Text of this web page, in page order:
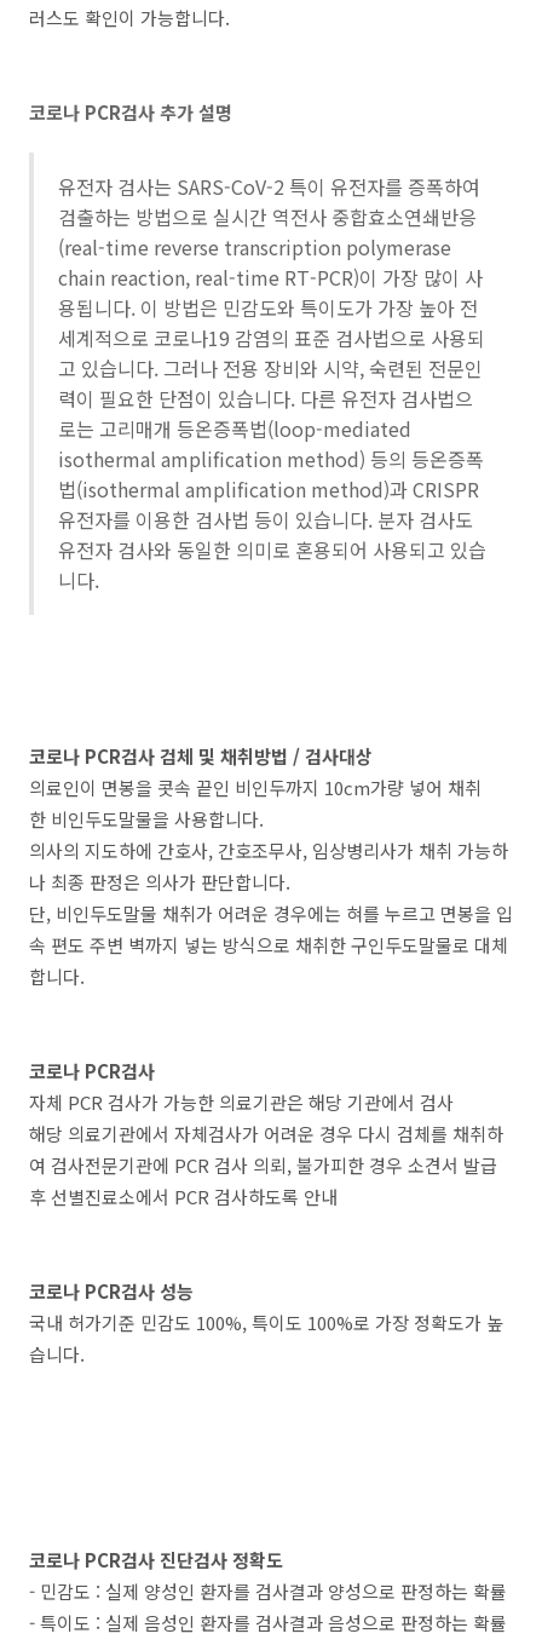
러스도 확인이 가능합니다.
코로나 PCR검사 추가 설명
유전자 검사는 SARS-CoV-2 특이 유전자를 증폭하여
검출하는 방법으로 실시간 역전사 중합효소연쇄반응
(real-time reverse transcription polymerase
chain reaction, real-time RT-PCR)이 가장 많이 사
용됩니다. 이 방법은 민감도와 특이도가 가장 높아 전
세계적으로 코로나19 감염의 표준 검사법으로 사용되
고 있습니다. 그러나 전용 장비와 시약, 숙련된 전문인
력이 필요한 단점이 있습니다. 다른 유전자 검사법으
로는 고리매개 등온증폭법(loop-mediated
isothermal amplification method) 등의 등온증폭
법(isothermal amplification method)과 CRISPR
유전자를 이용한 검사법 등이 있습니다. 분자 검사도
유전자 검사와 동일한 의미로 혼용되어 사용되고 있습
니다.
코로나 PCR검사 검체 및 채취방법 / 검사대상
의료인이 면봉을 콧속 끝인 비인두까지 10cm가량 넣어 채취
한 비인두도말물을 사용합니다.
의사의 지도하에 간호사, 간호조무사, 임상병리사가 채취 가능하
나 최종 판정은 의사가 판단합니다.
단, 비인두도말물 채취가 어려운 경우에는 혀를 누르고 면봉을 입
속 편도 주변 벽까지 넣는 방식으로 채취한 구인두도말물로 대체
합니다.
코로나 PCR검사
자체 PCR 검사가 가능한 의료기관은 해당 기관에서 검사
해당 의료기관에서 자체검사가 어려운 경우 다시 검체를 채취하
여 검사전문기관에 PCR 검사 의뢰, 불가피한 경우 소견서 발급
후 선별진료소에서 PCR 검사하도록 안내
코로나 PCR검사 성능
국내 허가기준 민감도 100%, 특이도 100%로 가장 정확도가 높
습니다.
코로나 PCR검사 진단검사 정확도
- 민감도 : 실제 양성인 환자를 검사결과 양성으로 판정하는 확률
- 특이도 : 실제 음성인 환자를 검사결과 음성으로 판정하는 확률